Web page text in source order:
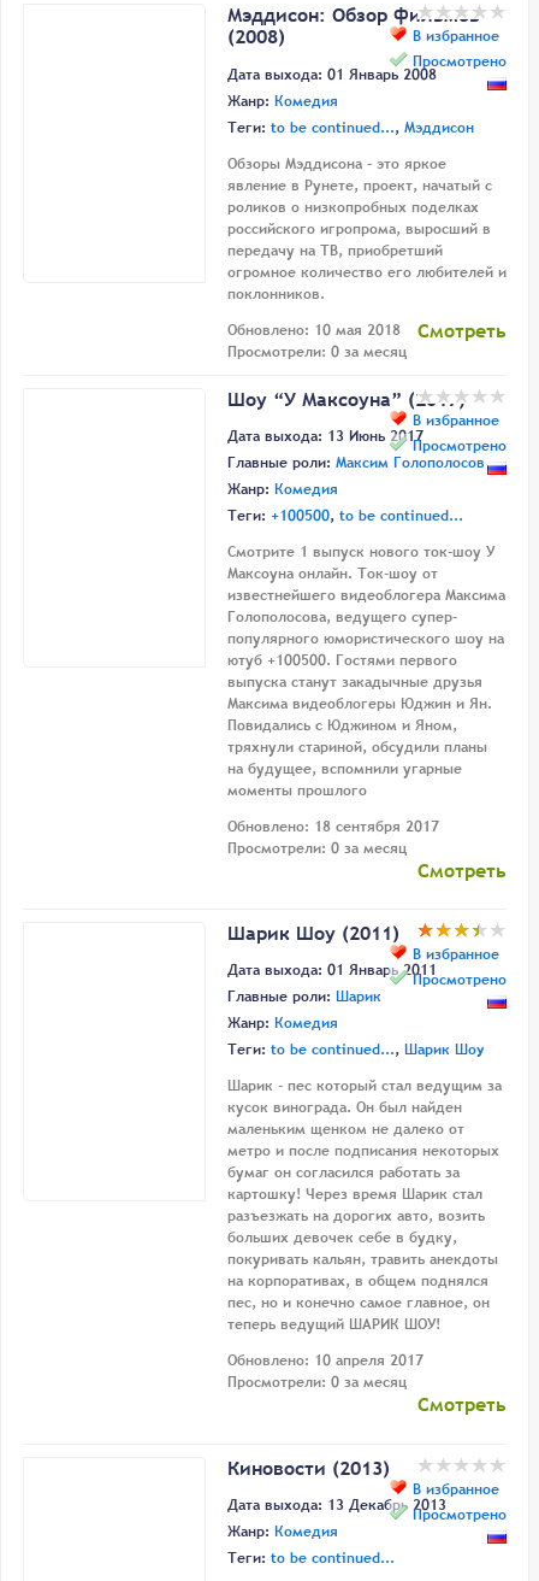
В избранное
Просмотрено
Мэддисон: Обзор фильмов
(2008)
Дата выхода: 01 Январь 2008
Жанр: Комедия
Теги: to be continued..., Мэддисон
Обзоры Мэддисона - это яркое
явление в Рунете, проект, начатый с
роликов о низкопробных поделках
российского игропрома, выросший в
передачу на ТВ, приобретший
огромное количество его любителей и
поклонников.
Обновлено: 10 мая 2018
Просмотрели: 0 за месяц
Смотреть
В избранное
Просмотрено
Шоу “У Максоуна” (2017)
Дата выхода: 13 Июнь 2017
Главные роли: Максим Голополосов
Жанр: Комедия
Теги: +100500, to be continued...
Смотрите 1 выпуск нового ток-шоу У
Максоуна онлайн. Ток-шоу от
известнейшего видеоблогера Максима
Голополосова, ведущего супер-
популярного юмористического шоу на
ютуб +100500. Гостями первого
выпуска станут закадычные друзья
Максима видеоблогеры Юджин и Ян.
Повидались с Юджином и Яном,
тряхнули стариной, обсудили планы
на будущее, вспомнили угарные
моменты прошлого
Обновлено: 18 сентября 2017
Просмотрели: 0 за месяц
Смотреть
В избранное
Просмотрено
Шарик Шоу (2011)
Дата выхода: 01 Январь 2011
Главные роли: Шарик
Жанр: Комедия
Теги: to be continued..., Шарик Шоу
Шарик - пес который стал ведущим за
кусок винограда. Он был найден
маленьким щенком не далеко от
метро и после подписания некоторых
бумаг он согласился работать за
картошку! Через время Шарик стал
разъезжать на дорогих авто, возить
больших девочек себе в будку,
покуривать кальян, травить анекдоты
на корпоративах, в общем поднялся
пес, но и конечно самое главное, он
теперь ведущий ШАРИК ШОУ!
Обновлено: 10 апреля 2017
Просмотрели: 0 за месяц
Смотреть
В избранное
Просмотрено
Киновости (2013)
Дата выхода: 13 Декабрь 2013
Жанр: Комедия
Теги: to be continued...